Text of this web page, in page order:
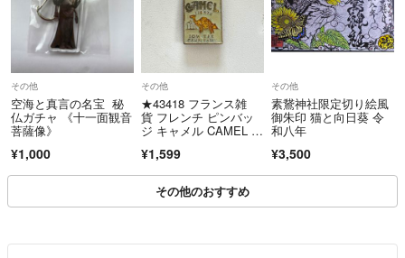
2点→100円値引き
3点→ 200円値引き...
購入前にコメントよりお知らせください。
•雑貨・服は単品でのお値引は致しません。
送料分でお値引きが出来る場合もありますので、お気軽にご連絡くださ
い。
•直ぐにお返事出来ない時がありますが、必ずお返事致します
•コメント無しの即購入は、24時間いつでもOKです
その他
空海と真言の名宝 秘
仏ガチャ 《十一面観音
菩薩像》
¥1,000
その他
★43418 フランス雑
貨 フレンチ ピンバッ
ジ キャメル CAMEL タ
¥1,599
その他
素鵞神社限定切り絵風
御朱印 猫と向日葵 令
和八年
¥3,500
その他のおすすめ